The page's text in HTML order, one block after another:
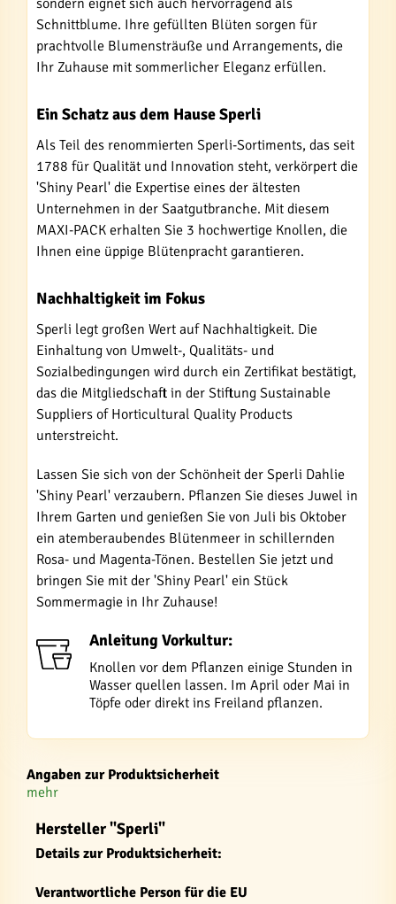
sondern eignet sich auch hervorragend als
Schnittblume. Ihre gefüllten Blüten sorgen für
prachtvolle Blumensträuße und Arrangements, die
Ihr Zuhause mit sommerlicher Eleganz erfüllen.
Ein Schatz aus dem Hause Sperli
Als Teil des renommierten Sperli-Sortiments, das seit
1788 für Qualität und Innovation steht, verkörpert die
'Shiny Pearl' die Expertise eines der ältesten
Unternehmen in der Saatgutbranche. Mit diesem
MAXI-PACK erhalten Sie 3 hochwertige Knollen, die
Ihnen eine üppige Blütenpracht garantieren.
Nachhaltigkeit im Fokus
Sperli legt großen Wert auf Nachhaltigkeit. Die
Einhaltung von Umwelt-, Qualitäts- und
Sozialbedingungen wird durch ein Zertifikat bestätigt,
das die Mitgliedschaft in der Stiftung Sustainable
Suppliers of Horticultural Quality Products
unterstreicht.
Lassen Sie sich von der Schönheit der Sperli Dahlie
'Shiny Pearl' verzaubern. Pflanzen Sie dieses Juwel in
Ihrem Garten und genießen Sie von Juli bis Oktober
ein atemberaubendes Blütenmeer in schillernden
Rosa- und Magenta-Tönen. Bestellen Sie jetzt und
bringen Sie mit der 'Shiny Pearl' ein Stück
Sommermagie in Ihr Zuhause!
Anleitung Vorkultur:
Knollen vor dem Pflanzen einige Stunden in
Wasser quellen lassen. Im April oder Mai in
Töpfe oder direkt ins Freiland pflanzen.
Angaben zur Produktsicherheit
mehr
Hersteller "Sperli"
Details zur Produktsicherheit:
Verantwortliche Person für die EU